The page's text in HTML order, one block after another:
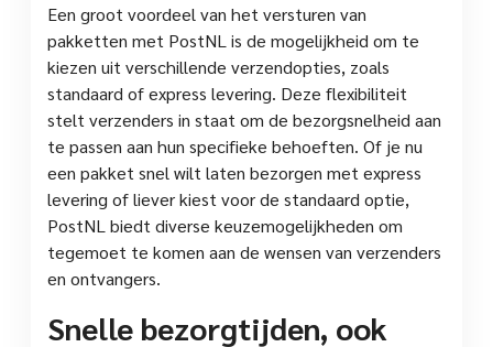
Een groot voordeel van het versturen van
pakketten met PostNL is de mogelijkheid om te
kiezen uit verschillende verzendopties, zoals
standaard of express levering. Deze flexibiliteit
stelt verzenders in staat om de bezorgsnelheid aan
te passen aan hun specifieke behoeften. Of je nu
een pakket snel wilt laten bezorgen met express
levering of liever kiest voor de standaard optie,
PostNL biedt diverse keuzemogelijkheden om
tegemoet te komen aan de wensen van verzenders
en ontvangers.
Snelle bezorgtijden, ook